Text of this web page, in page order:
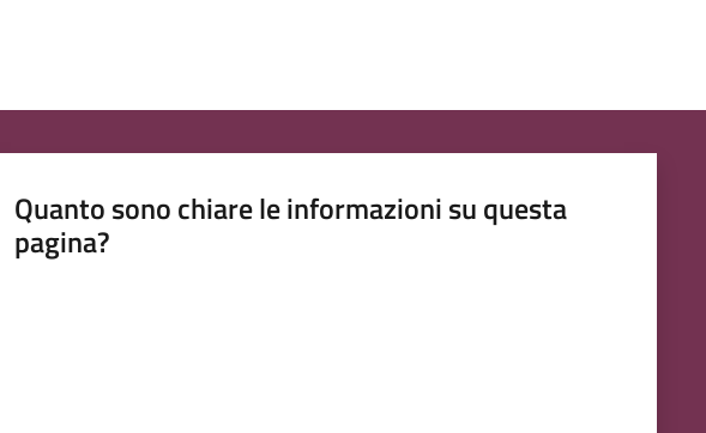
Quanto sono chiare le informazioni su questa
pagina?